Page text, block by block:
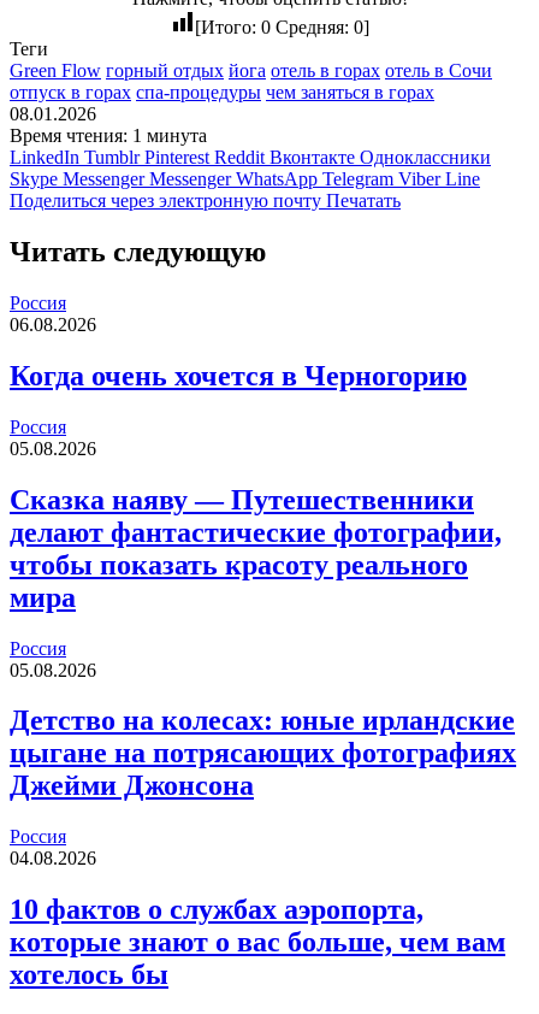
[Итого: 0Средняя: 0]
Теги
Green Flow горный отдых йога отель в горах отель в Сочи
отпуск в горах спа-процедуры чем заняться в горах
08.01.2026
Время чтения: 1 минута
LinkedIn Tumblr Pinterest Reddit Вконтакте Одноклассники
Skype Messenger Messenger WhatsApp Telegram Viber Line
Поделиться через электронную почту Печатать
Читать следующую
Россия
06.08.2026
Когда очень хочется в Черногорию
Россия
05.08.2026
Сказка наяву — Путешественники
делают фантастические фотографии,
чтобы показать красоту реального
мира
Россия
05.08.2026
Детство на колесах: юные ирландские
цыгане на потрясающих фотографиях
Джейми Джонсона
Россия
04.08.2026
10 фактов о службах аэропорта,
которые знают о вас больше, чем вам
хотелось бы